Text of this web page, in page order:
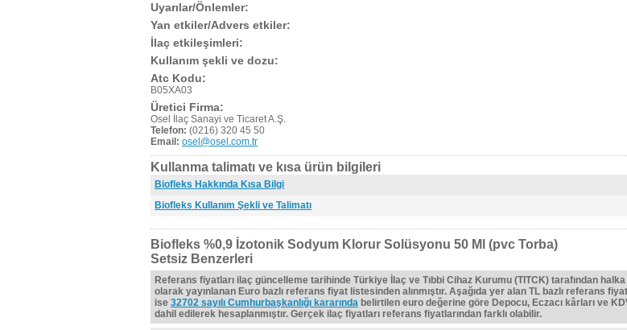
Uyarılar/Önlemler:
Yan etkiler/Advers etkiler:
İlaç etkileşimleri:
Kullanım şekli ve dozu:
Atc Kodu:
B05XA03
Üretici Firma:
Osel İlaç Sanayi ve Ticaret A.Ş.
Telefon: (0216) 320 45 50
Email: osel@osel.com.tr
Kullanma talimatı ve kısa ürün bilgileri
Biofleks Hakkında Kısa Bilgi
Biofleks Kullanım Şekli ve Talimatı
Biofleks %0,9 İzotonik Sodyum Klorur Solüsyonu 50 Ml (pvc Torba)
Setsiz Benzerleri
Referans fiyatları ilaç güncelleme tarihinde Türkiye İlaç ve Tıbbi Cihaz Kurumu (TITCK) tarafından halka
olarak yayınlanan Euro bazlı referans fiyat listesinden alınmıştır. Aşağıda yer alan TL bazlı referans
ise 32702 sayılı Cumhurbaşkanlığı kararında belirtilen euro değerine göre Depocu, Eczacı kârları ve
dahil edilerek hesaplanmıştır. Gerçek ilaç fiyatları referans fiyatlarından farklı olabilir.